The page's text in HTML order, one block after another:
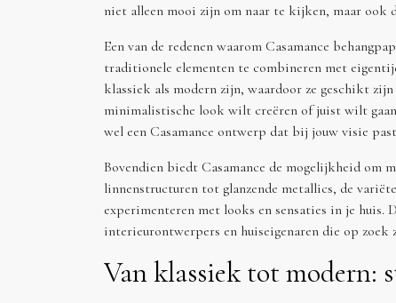
niet alleen mooi zijn om naar te kijken, maar ook
Een van de redenen waarom Casamance
traditionele elementen te combineren met
klassiek als modern zijn, waardoor ze geschikt
minimalistische look wilt creëren of juist wilt
wel een Casamance ontwerp dat bij jouw visie
Bovendien biedt Casamance de mogelijkheid om
linnenstructuren tot glanzende metallics, de
experimenteren met looks en sensaties in je
interieurontwerpers en huiseigenaren die op
Van klassiek tot modern: